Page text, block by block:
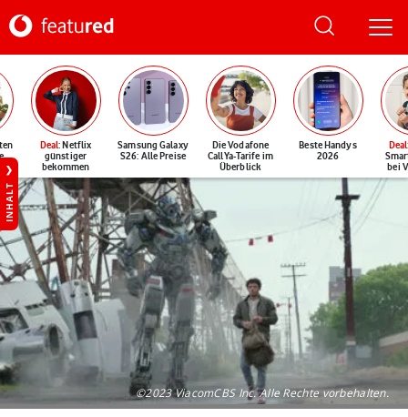
Deal: Netflix
günstiger
bekommen
Samsung Galaxy
S26: Alle Preise
Die Vodafone
CallYa-Tarife im
Überblick
Beste Handys
2026
Deal
bei
INHALT
©2023 ViacomCBS Inc. Alle Rechte vorbehalten.